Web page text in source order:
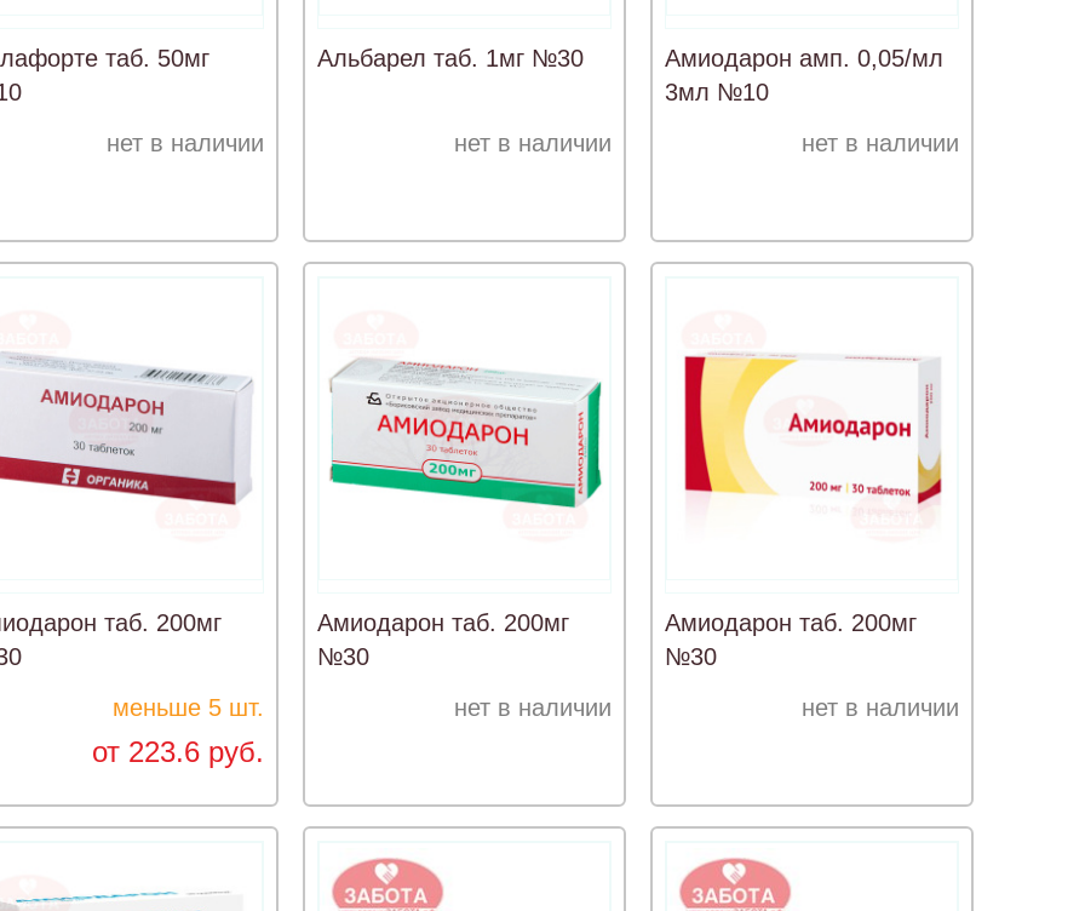
таб. 50мг
нет в наличии
Альбарел таб. 1мг №30
нет в наличии
Амиодарон амп. 0,05/мл
3мл №10
нет в наличии
таб. 200мг
меньше 5 шт.
от 223.6 руб.
Амиодарон таб. 200мг
№30
нет в наличии
Амиодарон таб. 200мг
№30
нет в наличии